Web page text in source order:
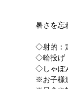
暑さを忘
◇射的：
◇輪投げ
◇しゃぼ
※お子様